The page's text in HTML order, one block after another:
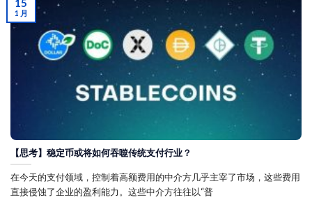
【思考】稳定币或将如何吞噬传统支付行业？
在今天的支付领域，控制着高额费用的中介方几乎主宰了市场，这些费用
直接侵蚀了企业的盈利能力。这些中介方往往以“普
15
1 月